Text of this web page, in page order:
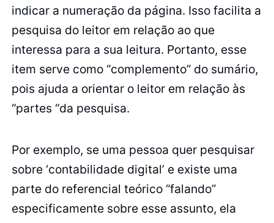
indicar a numeração da página. Isso facilita a
pesquisa do leitor em relação ao que
interessa para a sua leitura. Portanto, esse
item serve como “complemento” do sumário,
pois ajuda a orientar o leitor em relação às
“partes “da pesquisa.
Por exemplo, se uma pessoa quer pesquisar
sobre ‘contabilidade digital’ e existe uma
parte do referencial teórico “falando”
especificamente sobre esse assunto, ela